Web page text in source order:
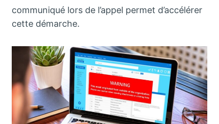
communiqué lors de l’appel permet d’accélérer
cette démarche.